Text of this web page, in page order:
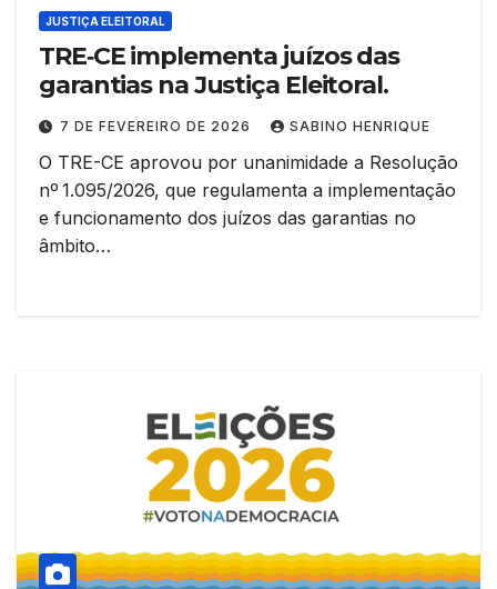
JUSTIÇA ELEITORAL
TRE‑CE implementa juízos das
garantias na Justiça Eleitoral.
7 DE FEVEREIRO DE 2026 SABINO HENRIQUE
O TRE-CE aprovou por unanimidade a Resolução
nº 1.095/2026, que regulamenta a implementação
e funcionamento dos juízos das garantias no
âmbito…